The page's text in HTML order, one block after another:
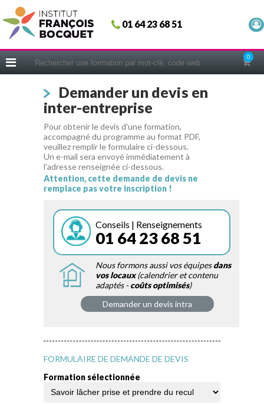
01 64 23 68 51
0
Fermer
ACCUEIL
CERIFICATIONS
INTRAS | SUR-MESURE
COACHING
EN PRATIQUE
NOUS CONNAÎTRE
CONSEILS MICRO-COACHING
WEBINAIRES
QUESTIONNAIRE GRATUIT
Demander un devis en
inter-entreprise
Pour obtenir le devis d'une formation,
accompagné du programme au format PDF,
veuillez remplir le formulaire ci-dessous.
Un e-mail sera envoyé immédiatement à
l'adresse renseignée ci-dessous.
Attention, cette demande de devis ne
remplace pas votre inscription !
Conseils | Renseignements
01 64 23 68 51
Nous formons aussi vos équipesdans
vos locaux(calendrier et contenu
adaptés -coûts optimisés)
Demander un devis intra
FORMULAIRE DE DEMANDE DE DEVIS
Formation sélectionnée